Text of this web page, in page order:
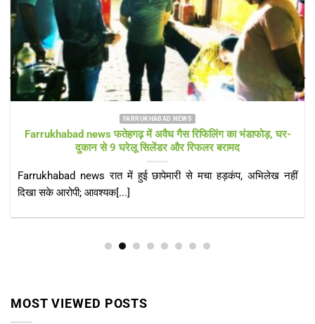
FARRUKHABAD NEWS KAIMGANJ NEWS
KAIMGANJ NEWS प्रधानमंत्री आवास योजना पर उठे सवाल! कच्चे
टीनशेड में गुजर रही जिंदगी, कई बार गुहार के बाद भी नहीं मिला गरीबों को
पक्का आशियाना
KAIMGANJ NEWS कायमगंज, फर्रुखाबाद। केंद्र सरकार की महत्वाकांक्षी
MOST VIEWED POSTS